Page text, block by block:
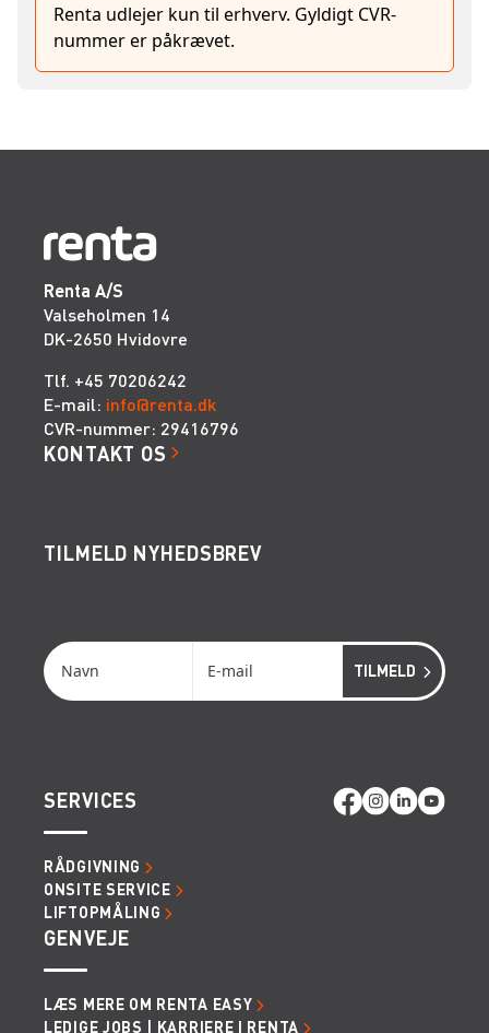
Renta udlejer kun til erhverv. Gyldigt CVR-
nummer er påkrævet.
Renta A/S
Valseholmen 14
DK-2650 Hvidovre
Tlf. +45 70206242
E-mail: info@renta.dk
CVR-nummer: 29416796
KONTAKT OS
TILMELD NYHEDSBREV
SERVICES
RÅDGIVNING
ONSITE SERVICE
LIFTOPMÅLING
GENVEJE
LÆS MERE OM RENTA EASY
LEDIGE JOBS | KARRIERE I RENTA